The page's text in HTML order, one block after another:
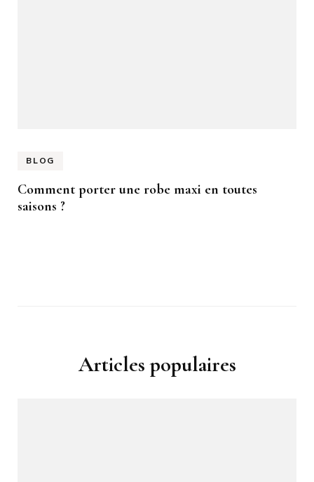
BLOG
Comment porter une robe maxi en toutes
saisons ?
Articles populaires